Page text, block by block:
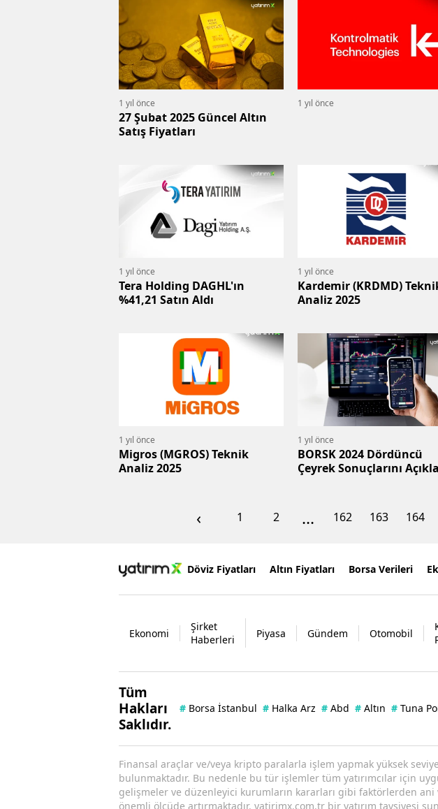
1 yıl önce
27 Şubat 2025 Güncel Altın
Satış Fiyatları
1 yıl önce
1 yıl önce
Tera Holding DAGHL'ın
%41,21 Satın Aldı
1 yıl önce
Kardemir (KRDMD)
Analiz 2025
1 yıl önce
Migros (MGROS) Teknik
Analiz 2025
1 yıl önce
BORSK 2024 Dördüncü
Çeyrek Sonuçlarını
‹ 1 2 ... 162 163 164
Döviz Fiyatları Altın Fiyatları Borsa Verileri
Ekonomi
Şirket
Haberleri
Piyasa Gündem Otomobil
Tüm
Hakları
Saklıdır.
# Borsa İstanbul # Halka Arz # Abd # Altın # Tuna
Finansal araçlar ve/veya kripto paralarla işlem yapmak yüksek
bulunmaktadır. Bu nedenle bu tür işlemler tüm yatırımcılar için
gelişmeler ve düzenleyici kurumların kararları gibi faktörlerden
önemli ölçüde artırmaktadır. yatirimx.com.tr bir yatırım tavsiyesi